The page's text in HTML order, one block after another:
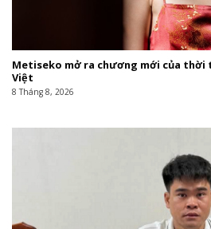
Metiseko mở ra chương mới của thời
Việt
8 Tháng 8, 2026